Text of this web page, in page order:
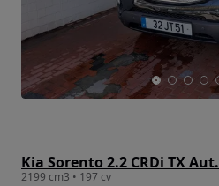
Kia Sorento 2.2 CRDi TX Aut.
2199 cm3 • 197 cv